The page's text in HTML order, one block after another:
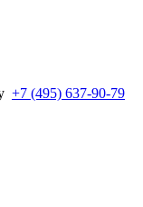
+7 (495) 637-90-79